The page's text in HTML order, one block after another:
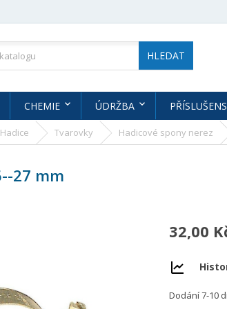
HLEDAT
CHEMIE ÚDRŽBA
Tvarovky Hadicové spony nerez
27 mm
32,00
Dodání 7-10